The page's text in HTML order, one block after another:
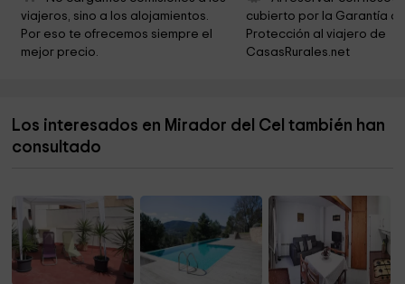
Iglesia parroquial de Sarral
CASA DE LA VILA i Antic forn de pa 5,4 km
Ayuntamiento de Passanant i Belltall 5,5 km
viajeros, sino a los alojamientos.
Por eso te ofrecemos siempre el
mejor precio.
cubierto por la Garantía
Protección al viajero de
CasasRurales.net
Los interesados en Mirador del Cel también han
consultado